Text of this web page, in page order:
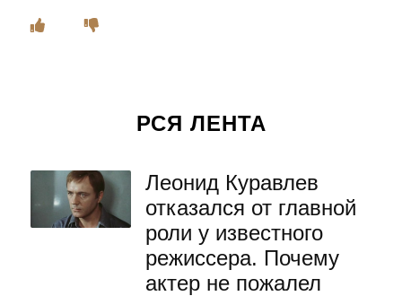
РСЯ ЛЕНТА
Леонид Куравлев
отказался от главной
роли у известного
режиссера. Почему
актер не пожалел